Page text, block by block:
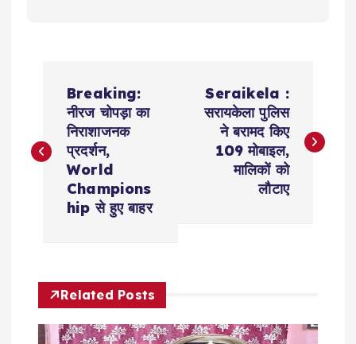
s
a
v
Breaking:
नीरज चोपड़ा का
निराशाजनक
प्रदर्शन,
World
Champions
hip से हुए बाहर
Seraikela :
सरायकेला पुलिस
ने बरामद किए
109 मोबाइल,
मालिकों को
लौटाए
Related Posts